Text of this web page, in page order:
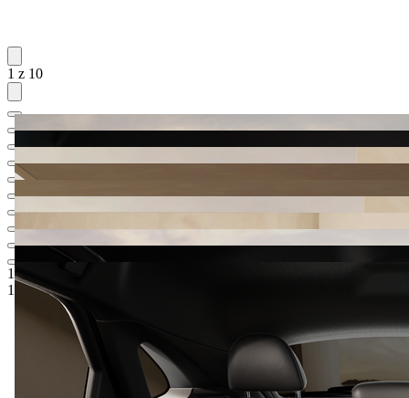
1 z 10
1 438 399 Kč
1 121 951 Kč